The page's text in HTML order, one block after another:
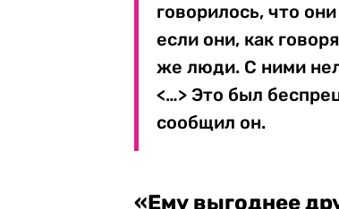
говорилось, что
если они, как
же люди. С ними
<…> Это был
сообщил он.
«Ему выгоднее